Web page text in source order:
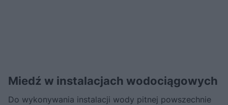
Miedź w instalacjach wodociągowych
Do wykonywania instalacji wody pitnej powszechnie